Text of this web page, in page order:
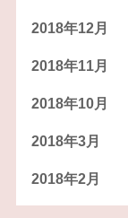
2018年12月
2018年11月
2018年10月
2018年3月
2018年2月